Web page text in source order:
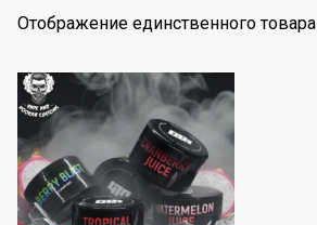
Отображение единственного товара